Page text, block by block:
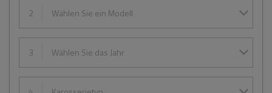
2 Wählen Sie ein Modell
3 Wählen Sie das Jahr